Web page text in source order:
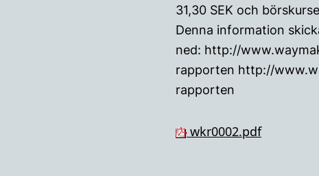
31,30 SEK och
Denna information
ned: http://
rapporten http://
rapporten
wkr0002.pdf